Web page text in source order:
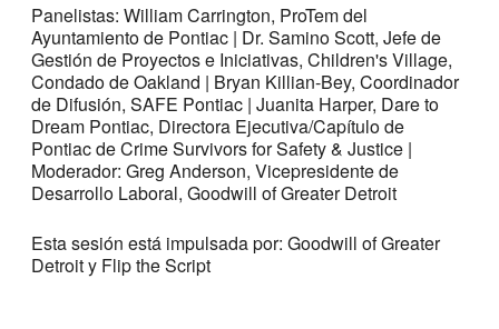
Panelistas: William Carrington, ProTem del
Ayuntamiento de Pontiac | Dr. Samino Scott, Jefe de
Gestión de Proyectos e Iniciativas, Children's Village,
Condado de Oakland | Bryan Killian-Bey, Coordinador
de Difusión, SAFE Pontiac | Juanita Harper, Dare to
Dream Pontiac, Directora Ejecutiva/Capítulo de
Pontiac de Crime Survivors for Safety & Justice |
Moderador: Greg Anderson, Vicepresidente de
Desarrollo Laboral, Goodwill of Greater Detroit
Esta sesión está impulsada por: Goodwill of Greater
Detroit y Flip the Script